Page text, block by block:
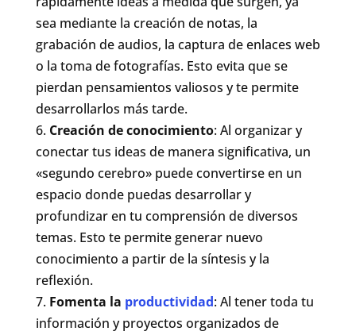
sea mediante la creación de notas, la
grabación de audios, la captura de enlaces web
o la toma de fotografías. Esto evita que se
pierdan pensamientos valiosos y te permite
desarrollarlos más tarde.
Creación de conocimiento: Al organizar y
conectar tus ideas de manera significativa, un
«segundo cerebro» puede convertirse en un
espacio donde puedas desarrollar y
profundizar en tu comprensión de diversos
temas. Esto te permite generar nuevo
conocimiento a partir de la síntesis y la
reflexión.
Fomenta la productividad: Al tener toda tu
información y proyectos organizados de